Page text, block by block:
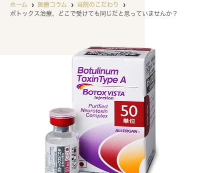
ホーム 医療コラム
当院のこだわり
ボトックス治療、どこで受けても同じだと思っていませんか？